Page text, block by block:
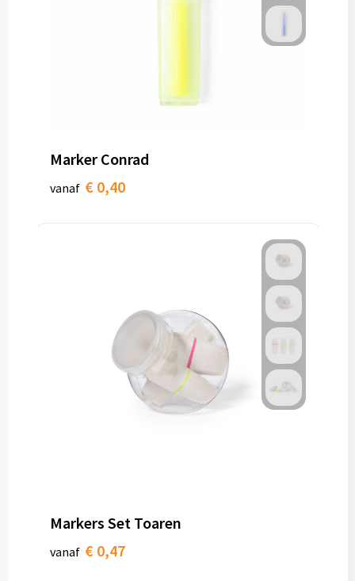
Marker Conrad
vanaf € 0,40
Markers Set Toaren
vanaf € 0,47